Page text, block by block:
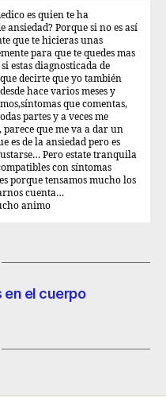
es quien te ha
ansiedad? Porque si no es así
que te hicieras unas
para que te quedes mas
estas diagnosticada de
decirte que yo también
hace varios meses y
que comentas,
partes y a veces me
parece que me va a dar un
es de la ansiedad pero es
Pero estate tranquila
con síntomas
porque tensamos mucho los
cuenta…
animo
en el cuerpo